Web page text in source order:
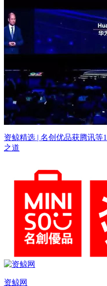
资鲸精选 | 名创优品获腾讯
之道
资鲸网